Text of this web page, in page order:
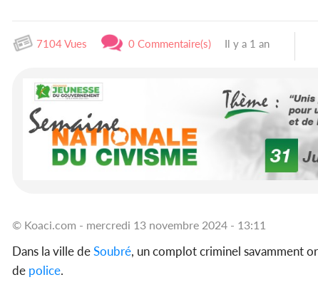
7104 Vues 0 Commentaire(s) Il y a 1 an
© Koaci.com - mercredi 13 novembre 2024 - 13:11
Dans la ville deSoubré, un complot criminel savamment
de police.